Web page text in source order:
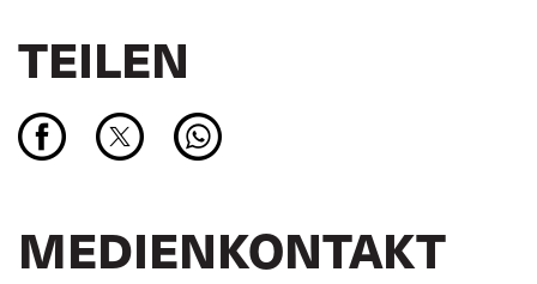
TEILEN
MEDIENKONTAKT